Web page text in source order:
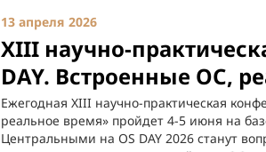
13 апреля 2026
XIII научно-
DAY. Встроенные ОС,
Ежегодная XIII научно-практическая
реальное время» пройдет 4-5 июня на
Центральными на OS DAY 2026 станут